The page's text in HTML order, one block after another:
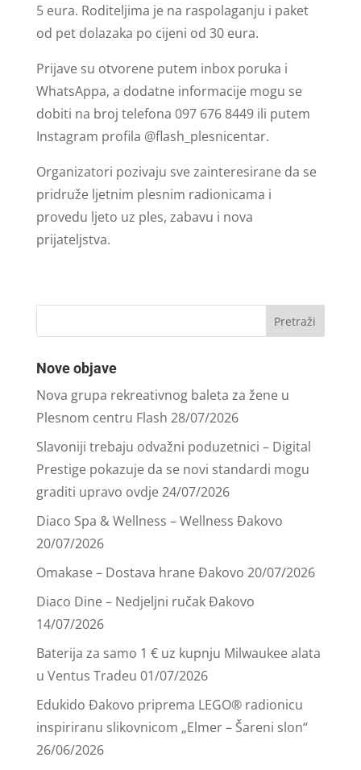
5 eura. Roditeljima je na raspolaganju i paket
od pet dolazaka po cijeni od 30 eura.
Prijave su otvorene putem inbox poruka i
WhatsAppa, a dodatne informacije mogu se
dobiti na broj telefona 097 676 8449 ili putem
Instagram profila @flash_plesnicentar.
Organizatori pozivaju sve zainteresirane da se
pridruže ljetnim plesnim radionicama i
provedu ljeto uz ples, zabavu i nova
prijateljstva.
Nove objave
Nova grupa rekreativnog baleta za žene u
Plesnom centru Flash 28/07/2026
Slavoniji trebaju odvažni poduzetnici – Digital
Prestige pokazuje da se novi standardi mogu
graditi upravo ovdje24/07/2026
Diaco Spa & Wellness – Wellness Đakovo
20/07/2026
Omakase – Dostava hrane Đakovo 20/07/2026
Diaco Dine – Nedjeljni ručak Đakovo
14/07/2026
Baterija za samo 1 € uz kupnju Milwaukee alata
u Ventus Tradeu 01/07/2026
Edukido Đakovo priprema LEGO® radionicu
inspiriranu slikovnicom „Elmer – Šareni slon“
26/06/2026